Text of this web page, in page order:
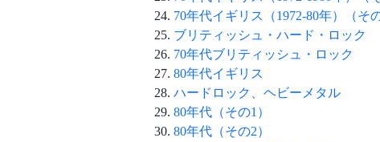
70年代イギリス（1972-80年）（その
ブリティッシュ・ハード・ロック
70年代ブリティッシュ・ロック
80年代イギリス
ハードロック、ヘビーメタル
80年代（その1）
80年代（その2）